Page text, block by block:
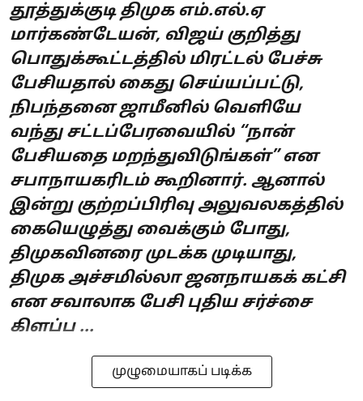
தூத்துக்குடி திமுக எம்.எல்.ஏ
மார்கண்டேயன், விஜய் குறித்து
பொதுக்கூட்டத்தில் மிரட்டல் பேச்சு
பேசியதால் கைது செய்யப்பட்டு,
நிபந்தனை ஜாமீனில் வெளியே
வந்து சட்டப்பேரவையில் “நான்
பேசியதை மறந்துவிடுங்கள்” என
சபாநாயகரிடம் கூறினார். ஆனால்
இன்று குற்றப்பிரிவு அலுவலகத்தில்
கையெழுத்து வைக்கும் போது,
திமுகவினரை முடக்க முடியாது,
திமுக அச்சமில்லா ஜனநாயகக் கட்சி
என சவாலாக பேசி புதிய சர்ச்சை
கிளப்ப ...
முழுமையாகப் படிக்க